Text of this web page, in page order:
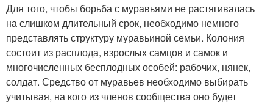
Для того, чтобы борьба с муравьями не растягивалась
на слишком длительный срок, необходимо немного
представлять структуру муравьиной семьи. Колония
состоит из расплода, взрослых самцов и самок и
многочисленных бесплодных особей: рабочих, нянек,
солдат. Средство от муравьев необходимо выбирать
учитывая, на кого из членов сообщества оно будет